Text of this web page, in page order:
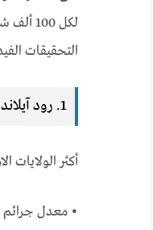
التحقيقات
1. رود آيلاند
أكثر الولايات